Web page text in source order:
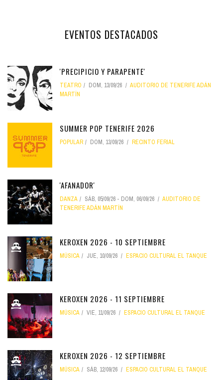
EVENTOS DESTACADOS
'PRECIPICIO Y PARAPENTE'
TEATRO DOM, 13/09/26
AUDITORIO DE TENERIFE ADÁN
MARTÍN
SUMMER POP TENERIFE 2026
POPULAR DOM, 13/09/26 RECINTO FERIAL
'AFANADOR'
DANZA SÁB, 05/09/26 - DOM, 06/09/26
AUDITORIO DE
TENERIFE ADÁN MARTÍN
KEROXEN 2026 - 10 SEPTIEMBRE
MÚSICA JUE, 10/09/26 ESPACIO CULTURAL EL TANQUE
KEROXEN 2026 - 11 SEPTIEMBRE
MÚSICA VIE, 11/09/26 ESPACIO CULTURAL EL TANQUE
KEROXEN 2026 - 12 SEPTIEMBRE
MÚSICA SÁB, 12/09/26 ESPACIO CULTURAL EL TANQUE